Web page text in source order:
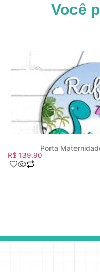
Você
Porta
R$ 139,90